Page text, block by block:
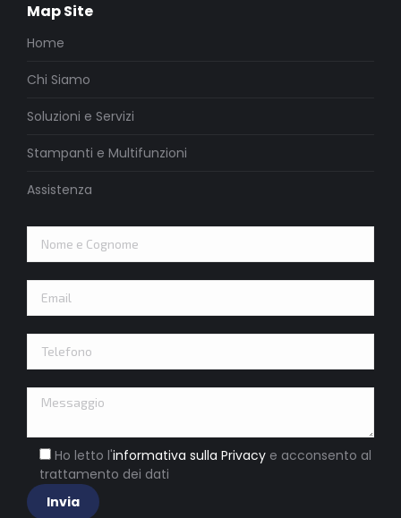
opens
in
window
Map Site
Home
Chi Siamo
Soluzioni e Servizi
Stampanti e Multifunzioni
Assistenza
Ho letto l'informativa sulla Privacy e acconsento al
trattamento dei dati